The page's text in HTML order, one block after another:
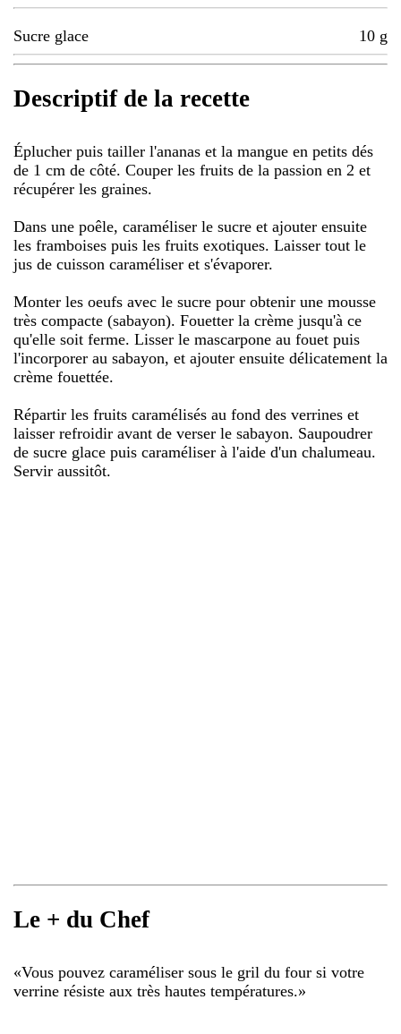
Sucre glace 10 g
Descriptif de la recette
Éplucher puis tailler l'ananas et la mangue en petits dés
de 1 cm de côté. Couper les fruits de la passion en 2 et
récupérer les graines.
Dans une poêle, caraméliser le sucre et ajouter ensuite
les framboises puis les fruits exotiques. Laisser tout le
jus de cuisson caraméliser et s'évaporer.
Monter les oeufs avec le sucre pour obtenir une mousse
très compacte (sabayon). Fouetter la crème jusqu'à ce
qu'elle soit ferme. Lisser le mascarpone au fouet puis
l'incorporer au sabayon, et ajouter ensuite délicatement la
crème fouettée.
Répartir les fruits caramélisés au fond des verrines et
laisser refroidir avant de verser le sabayon. Saupoudrer
de sucre glace puis caraméliser à l'aide d'un chalumeau.
Servir aussitôt.
Le + du Chef
«Vous pouvez caraméliser sous le gril du four si votre
verrine résiste aux très hautes températures.»